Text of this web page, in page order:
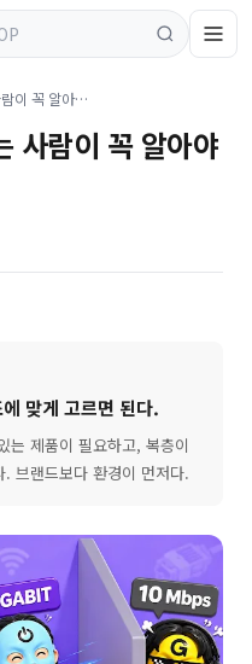
공유기 추천 | 처음 사는 사람이 꼭 알아야 할 선택 기준 5가지
사람이 꼭 알아야
맞게 고르면 된다.
는 제품이 필요하고, 복층이
브랜드보다 환경이 먼저다.